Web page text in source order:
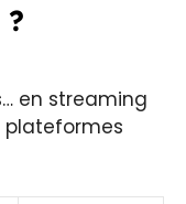
en streaming
plateformes